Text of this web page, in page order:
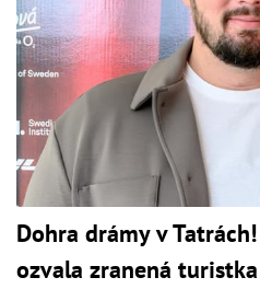
Dohra drámy v
ozvala zranená